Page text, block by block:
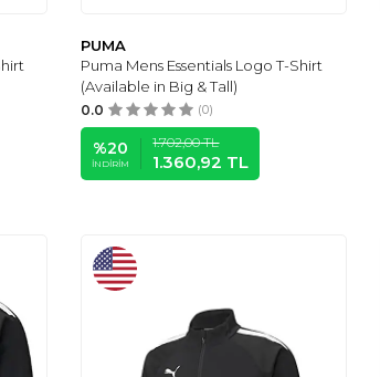
PUMA
Puma Mens Essentials Logo T-Shirt
(Available in Big & Tall)
0.0 (0)
%20
İNDIRIM
1.702,00TL
1.360,92 TL